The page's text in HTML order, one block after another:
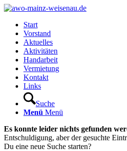
Start
Vorstand
Aktuelles
Aktivitäten
Handarbeit
Vermietung
Kontakt
Links
Suche
Menü Menü
Es konnte leider nichts gefunden
Entschuldigung, aber der gesuchte
Du eine neue Suche starten?